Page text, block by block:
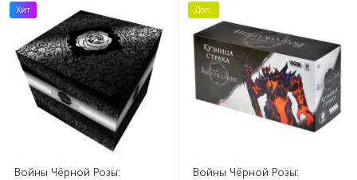
Хит
Войны Чёрной Розы:
Доп.
Войны Чёрной Розы: